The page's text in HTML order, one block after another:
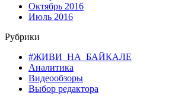
Октябрь 2016
Июль 2016
Рубрики
#ЖИВИ_НА_БАЙКАЛЕ
Аналитика
Видеообзоры
Выбор редактора